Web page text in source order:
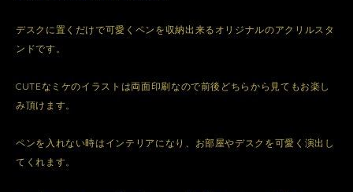
デスクに置くだけで可愛くペンを収納出来るオリジナルのアクリルスタ
ンドです。
CUTEなミケのイラストは両面印刷なので前後どちらから見てもお楽し
み頂けます。
ペンを入れない時はインテリアになり、お部屋やデスクを可愛く演出し
てくれます。